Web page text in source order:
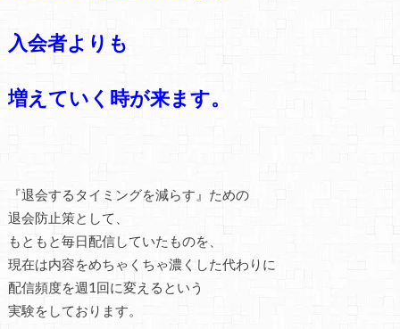
入会者よりも
増えていく時が来ます。
『退会するタイミングを減らす』ための
退会防止策として、
もともと毎日配信していたものを、
現在は内容をめちゃくちゃ濃くした代わりに
配信頻度を週1回に変えるという
実験をしております。